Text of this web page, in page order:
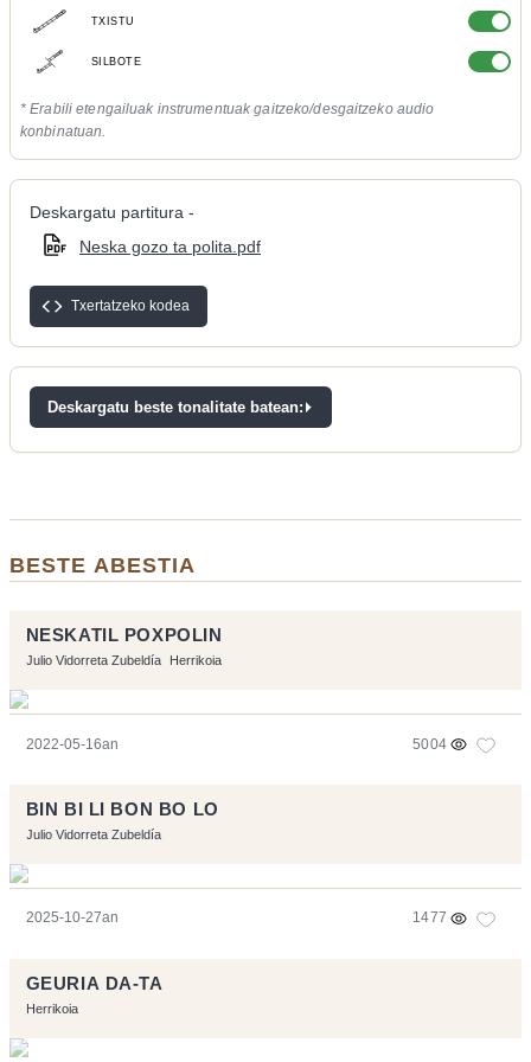
TXISTU
SILBOTE
* Erabili etengailuak instrumentuak gaitzeko/desgaitzeko audio
konbinatuan.
Deskargatu partitura -
Neska gozo ta polita.pdf
Txertatzeko kodea
Deskargatu beste tonalitate batean:
BESTE ABESTIA
NESKATIL POXPOLIN
Julio Vidorreta Zubeldía Herrikoia
2022-05-16an 5004
BIN BI LI BON BO LO
Julio Vidorreta Zubeldía
2025-10-27an 1477
GEURIA DA-TA
Herrikoia